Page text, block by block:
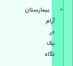
بیمارستان
آرام
در
یک
نگاه